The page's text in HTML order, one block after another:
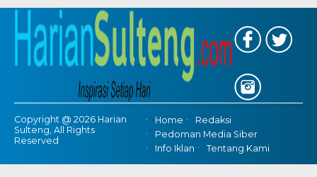
Copyright @ 2026 Harian
Sulteng, All Rights
Reserved
Home
Redaksi
Pedoman Media Siber
Info Iklan
Tentang Kami